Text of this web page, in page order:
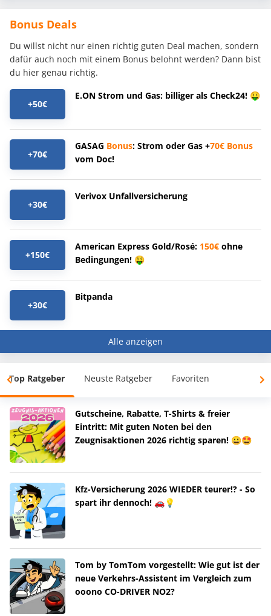
Bonus Deals
Du willst nicht nur einen richtig guten Deal machen, sondern
dafür auch noch mit einem Bonus belohnt werden? Dann bist
du hier genau richtig.
+50€
E.ON Strom und Gas: billiger als Check24! 🤑
+70€
GASAG Bonus: Strom oder Gas +70€ Bonus
vom Doc!
+30€
Verivox Unfallversicherung
+150€
American Express Gold/Rosé: 150€ ohne
Bedingungen! 🤑
+30€
Bitpanda
Alle anzeigen
Top Ratgeber Neuste Ratgeber Favoriten
Gutscheine, Rabatte, T-Shirts & freier
Eintritt: Mit guten Noten bei den
Zeugnisaktionen 2026 richtig sparen! 😀🤩
Kfz-Versicherung 2026 WIEDER teurer!? - So
spart ihr dennoch! 🚗💡
Tom by TomTom vorgestellt: Wie gut ist der
neue Verkehrs-Assistent im Vergleich zum
ooono CO-DRIVER NO2?